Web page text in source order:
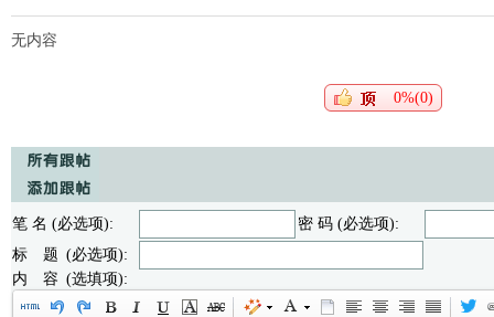
无内容
0%(0)
笔 名 (必选项):
密 码 (必选项):
标 题 (必选项):
内 容 (选填项):